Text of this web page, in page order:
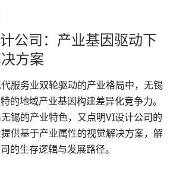
公司：产业基因驱动下
方案
服务业双轮驱动的产业格局中，无锡
的地域产业基因构建差异化竞争力。
锡的产业特色，又点明VI设计公司的
供基于产业属性的视觉解决方案，解
的生存逻辑与发展路径。